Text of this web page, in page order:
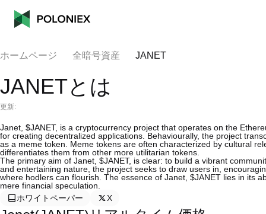
ホームページ 全暗号資産 JANET
JANETとは
更新:
Janet, $JANET, is a cryptocurrency project that operates on the
for creating decentralized applications. Behaviourally, the project
as a meme token. Meme tokens are often characterized by cultural
differentiates them from other more utilitarian tokens.
The primary aim of Janet, $JANET, is clear: to build a vibrant
and entertaining nature, the project seeks to draw users in,
where hodlers can flourish. The essence of Janet, $JANET lies in its
mere financial speculation.
ホワイトペーパー
X